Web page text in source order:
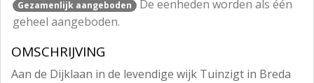
Gezamenlijk aangeboden
De eenheden worden als één
geheel aangeboden.
OMSCHRIJVING
Aan de Dijklaan in de levendige wijk Tuinzigt in Breda